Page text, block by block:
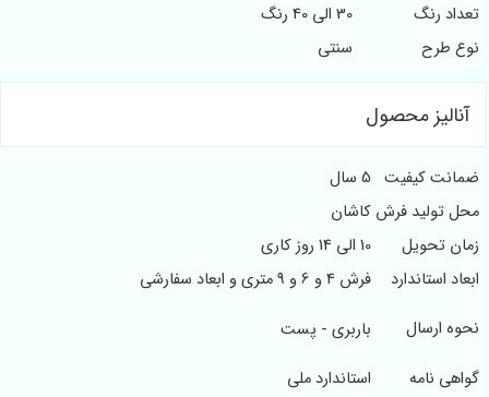
تعداد رنگ
30 الی 40 رنگ
نوع طرح
سنتی
آنالیز محصول
ضمانت کیفیت 5 سال
محل تولید فرش کاشان
زمان تحویل
10 الی 14 روز کاری
ابعاد استاندارد
فرش 4 و 6 و 9 متری و ابعاد سفارشی
نحوه ارسال
باربری - پست
گواهی نامه
استاندارد ملی